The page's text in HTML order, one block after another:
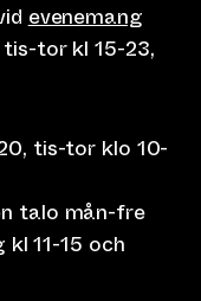
evenemang
tor kl 15-23,
tis-tor klo 10-
talo mån-fre
11-15 och